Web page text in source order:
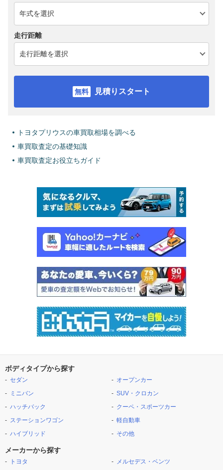
走行距離
見積りスタート
トヨタプリウスの車買取相場を調べる
車買取査定の基礎知識
車買取査定お役立ちガイド
ボディタイプから探す
セダン
ミニバン
ハッチバック
ステーションワゴン
ハイブリッド
オープンカー
SUV・クロカン
クーペ・スポーツカー
軽自動車
その他
メーカーから探す
トヨタ
メルセデス・ベンツ